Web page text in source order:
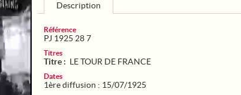
Description
Référence
PJ 1925 28 7
Titres
Titre : LE TOUR DE FRANCE
Dates
1ère diffusion : 15/07/1925